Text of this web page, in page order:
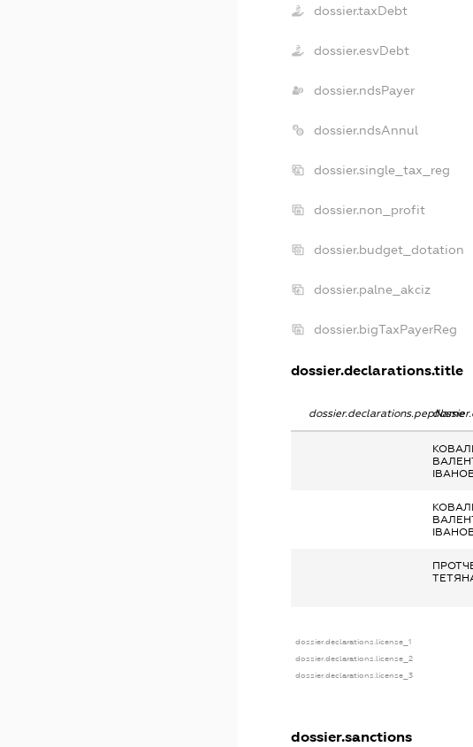
dossier.taxDebt
dossier.esvDebt
dossier.ndsPayer
dossier.ndsAnnul
dossier.single_tax_reg
dossier.non_profit
dossier.budget_dotation
dossier.palne_akciz
dossier.bigTaxPayerReg
dossier.declarations.title
dossier.declarations.pepName
dossier.declarations.license_1
dossier.declarations.license_2
dossier.declarations.license_3
dossier.sanctions